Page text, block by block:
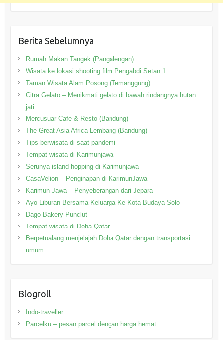
Berita Sebelumnya
Rumah Makan Tangek (Pangalengan)
Wisata ke lokasi shooting film Pengabdi Setan 1
Taman Wisata Alam Posong (Temanggung)
Citra Gelato – Menikmati gelato di bawah rindangnya hutan
jati
Mercusuar Cafe & Resto (Bandung)
The Great Asia Africa Lembang (Bandung)
Tips berwisata di saat pandemi
Tempat wisata di Karimunjawa
Serunya island hopping di Karimunjawa
CasaVelion – Penginapan di KarimunJawa
Karimun Jawa – Penyeberangan dari Jepara
Ayo Liburan Bersama Keluarga Ke Kota Budaya Solo
Dago Bakery Punclut
Tempat wisata di Doha Qatar
Berpetualang menjelajah Doha Qatar dengan transportasi
umum
Blogroll
Indo-traveller
Parcelku – pesan parcel dengan harga hemat